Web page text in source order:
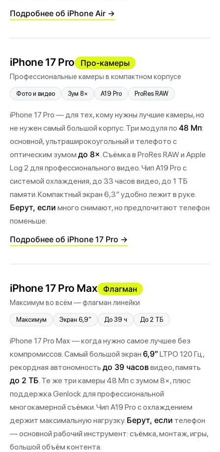
Подробнее об iPhone Air →
iPhone 17 Pro Про-камеры
Профессиональные камеры в компактном корпусе
Фото и видео Зум 8× A19 Pro ProRes RAW
iPhone 17 Pro — для тех, кому нужны лучшие камеры, но
не нужен самый большой корпус. Три модуля по 48 Мп:
основной, ультраширокоугольный и телефото с
оптическим зумом до 8×. Съёмка в ProRes RAW и Apple
Log 2 для профессионального видео. Чип A19 Pro с
системой охлаждения, до 33 часов видео, до 1 ТБ
памяти. Компактный экран 6,3″ удобно лежит в руке.
Берут, если много снимают, но предпочитают телефон
поменьше.
Подробнее об iPhone 17 Pro →
iPhone 17 Pro Max Флагман
Максимум во всём — флагман линейки
Максимум Экран 6,9″ До 39 ч До 2 ТБ
iPhone 17 Pro Max — когда нужно самое лучшее без
компромиссов. Самый большой экран 6,9″ LTPO 120 Гц,
рекордная автономность до 39 часоввидео, память
до 2 ТБ. Те же три камеры 48 Мп с зумом 8×, плюс
поддержка Genlock для профессиональной
многокамерной съёмки. Чип A19 Pro с охлаждением
держит максимальную нагрузку. Берут, если телефон
— основной рабочий инструмент: съёмка, монтаж, игры,
большой объём контента.